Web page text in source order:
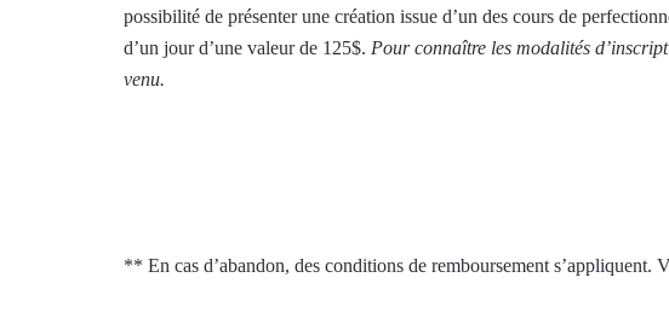
possibilité de présenter une création issue d’un des cours de
d’un jour d’une valeur de 125$. Pour connaître les modalités
venu.
** En cas d’abandon, des conditions de remboursement s’appliquent.